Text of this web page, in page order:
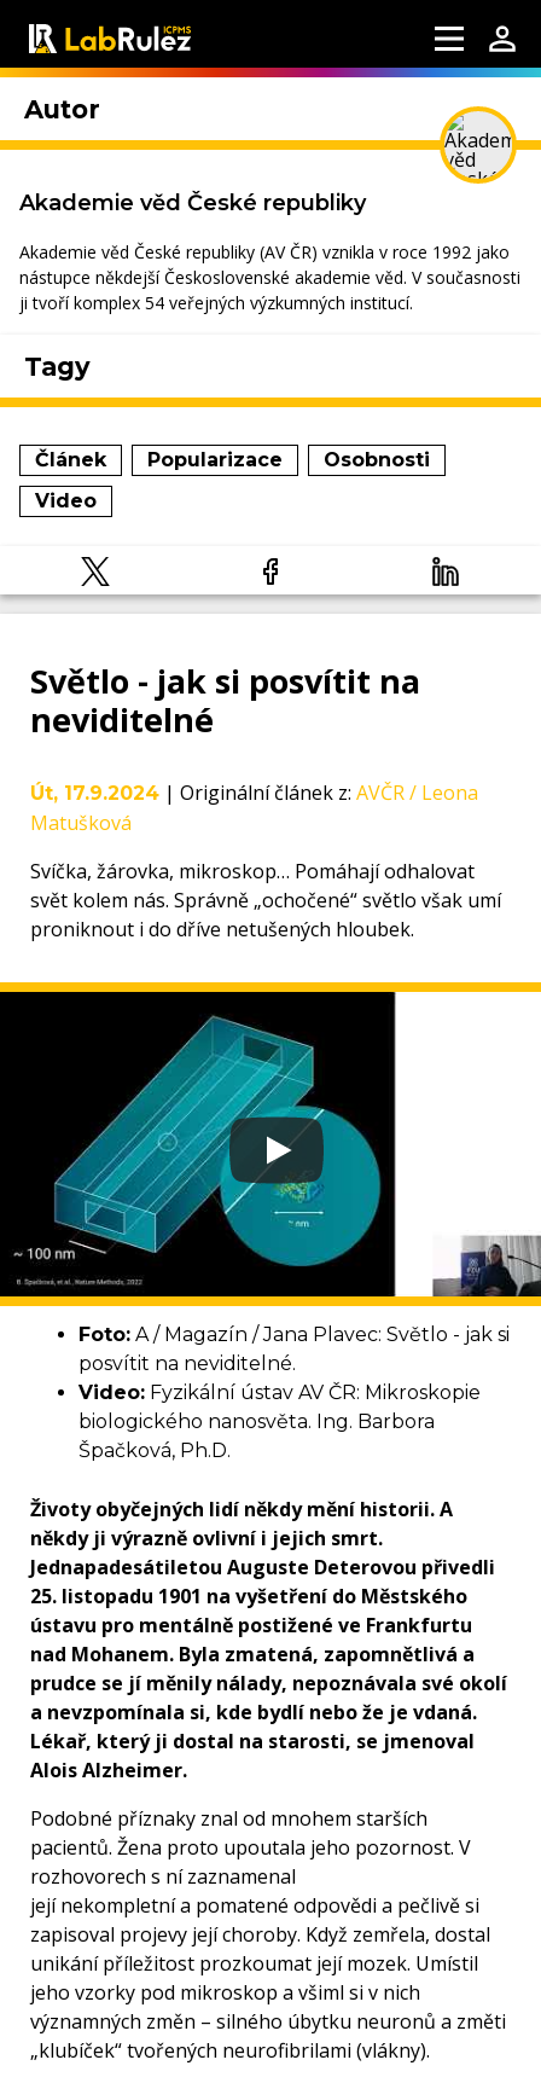
Autor
Akademie věd České republiky
Akademie věd České republiky (AV ČR) vznikla v roce 1992 jako
nástupce někdejší Československé akademie věd. V současnosti
ji tvoří komplex 54 veřejných výzkumných institucí.
Tagy
Článek Popularizace
Osobnosti
Video
Světlo - jak si posvítit na
neviditelné
Út, 17.9.2024 | Originální článek z: AVČR / Leona
Matušková
Svíčka, žárovka, mikroskop… Pomáhají odhalovat
svět kolem nás. Správně „ochočené“ světlo však umí
proniknout i do dříve netušených hloubek.
Foto: A / Magazín / Jana Plavec: Světlo - jak si
posvítit na neviditelné.
Video: Fyzikální ústav AV ČR: Mikroskopie
biologického nanosvěta. Ing. Barbora
Špačková, Ph.D.
Životy obyčejných lidí někdy mění historii. A
někdy ji výrazně ovlivní i jejich smrt.
Jednapadesátiletou Auguste Deterovou přivedli
25. listopadu 1901 na vyšetření do Městského
ústavu pro mentálně postižené ve Frankfurtu
nad Mohanem. Byla zmatená, zapomnětlivá a
prudce se jí měnily nálady, nepoznávala své okolí
a nevzpomínala si, kde bydlí nebo že je vdaná.
Lékař, který ji dostal na starosti, se jmenoval
Alois Alzheimer.
Podobné příznaky znal od mnohem starších
pacientů. Žena proto upoutala jeho pozornost. V
rozhovorech s ní zaznamenal
její nekompletní a pomatené odpovědi a pečlivě si
zapisoval projevy její choroby. Když zemřela, dostal
unikání příležitost prozkoumat její mozek. Umístil
jeho vzorky pod mikroskop a všiml si v nich
významných změn – silného úbytku neuronů a změti
„klubíček“ tvořených neurofibrilami (vlákny).